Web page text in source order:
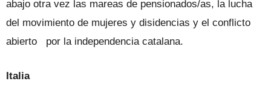
abajo otra vez las mareas de pensionados/as, la lucha
del movimiento de mujeres y disidencias y el conflicto
abierto por la independencia catalana.
Italia